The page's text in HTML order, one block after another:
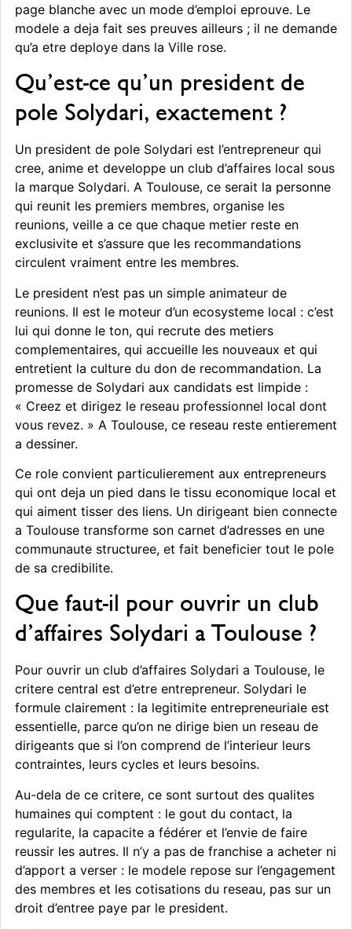
page blanche avec un mode d’emploi eprouve. Le
modele a deja fait ses preuves ailleurs ; il ne demande
qu’a etre deploye dans la Ville rose.
Qu’est-ce qu’un president de
pole Solydari, exactement ?
Un president de pole Solydari est l’entrepreneur qui
cree, anime et developpe un club d’affaires local sous
la marque Solydari. A Toulouse, ce serait la personne
qui reunit les premiers membres, organise les
reunions, veille a ce que chaque metier reste en
exclusivite et s’assure que les recommandations
circulent vraiment entre les membres.
Le president n’est pas un simple animateur de
reunions. Il est le moteur d’un ecosysteme local : c’est
lui qui donne le ton, qui recrute des metiers
complementaires, qui accueille les nouveaux et qui
entretient la culture du don de recommandation. La
promesse de Solydari aux candidats est limpide :
« Creez et dirigez le reseau professionnel local dont
vous revez. » A Toulouse, ce reseau reste entierement
a dessiner.
Ce role convient particulierement aux entrepreneurs
qui ont deja un pied dans le tissu economique local et
qui aiment tisser des liens. Un dirigeant bien connecte
a Toulouse transforme son carnet d’adresses en une
communaute structuree, et fait beneficier tout le pole
de sa credibilite.
Que faut-il pour ouvrir un club
d’affaires Solydari a Toulouse ?
Pour ouvrir un club d’affaires Solydari a Toulouse, le
critere central est d’etre entrepreneur. Solydari le
formule clairement : la legitimite entrepreneuriale est
essentielle, parce qu’on ne dirige bien un reseau de
dirigeants que si l’on comprend de l’interieur leurs
contraintes, leurs cycles et leurs besoins.
Au-dela de ce critere, ce sont surtout des qualites
humaines qui comptent : le gout du contact, la
regularite, la capacite a fédérer et l’envie de faire
reussir les autres. Il n’y a pas de franchise a acheter ni
d’apport a verser : le modele repose sur l’engagement
des membres et les cotisations du reseau, pas sur un
droit d’entree paye par le president.